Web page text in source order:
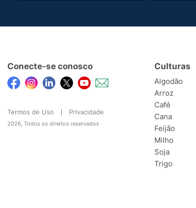
Conecte-se conosco
Termos de Uso Privacidade
2026, Todos os direitos reservados
Culturas
Algodão
Arroz
Café
Cana
Feijão
Milho
Soja
Trigo